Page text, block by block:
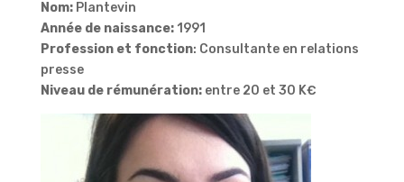
Nom:Plantevin
Année de naissance:1991
Profession et fonction: Consultante en relations
presse
Niveau de rémunération:entre 20 et 30 K€